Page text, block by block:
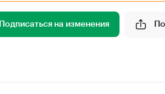
Подписаться на изменения